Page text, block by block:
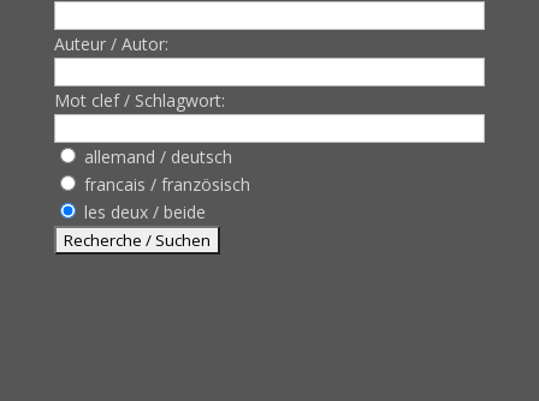
Auteur / Autor:
Mot clef / Schlagwort:
allemand / deutsch
francais / französisch
les deux / beide